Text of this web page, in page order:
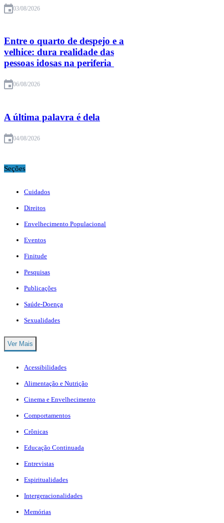
03/08/2026
Entre o quarto de despejo e a
velhice: dura realidade das
pessoas idosas na periferia
06/08/2026
A última palavra é dela
04/08/2026
Seções
Cuidados
Direitos
Envelhecimento Populacional
Eventos
Finitude
Pesquisas
Publicações
Saúde-Doença
Sexualidades
Ver Mais
Acessibilidades
Alimentação e Nutrição
Cinema e Envelhecimento
Comportamentos
Crônicas
Educação Continuada
Entrevistas
Espiritualidades
Intergeracionalidades
Memórias